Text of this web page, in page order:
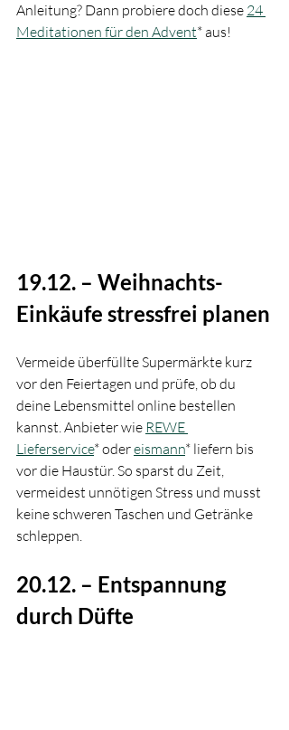
Anleitung? Dann probiere doch diese 24
Meditationen für den Advent* aus!
19.12. – Weihnachts-
Einkäufe stressfrei planen
Vermeide überfüllte Supermärkte kurz
vor den Feiertagen und prüfe, ob du
deine Lebensmittel online bestellen
kannst. Anbieter wie REWE
Lieferservice* oder eismann* liefern bis
vor die Haustür. So sparst du Zeit,
vermeidest unnötigen Stress und musst
keine schweren Taschen und Getränke
schleppen.
20.12. – Entspannung
durch Düfte